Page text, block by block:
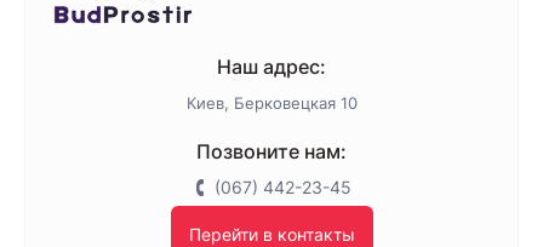
Наш адрес:
Киев, Берковецкая 10
Позвоните нам:
(067) 442-23-45
Перейти в контакты